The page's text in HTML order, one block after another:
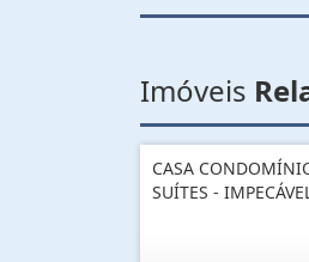
Imóveis
CASA
SUÍTES -